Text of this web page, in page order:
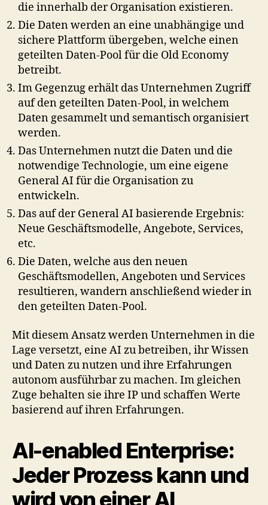
die innerhalb der Organisation existieren.
Die Daten werden an eine unabhängige und
sichere Plattform übergeben, welche einen
geteilten Daten-Pool für die Old Economy
betreibt.
Im Gegenzug erhält das Unternehmen Zugriff
auf den geteilten Daten-Pool, in welchem
Daten gesammelt und semantisch organisiert
werden.
Das Unternehmen nutzt die Daten und die
notwendige Technologie, um eine eigene
General AI für die Organisation zu
entwickeln.
Das auf der General AI basierende Ergebnis:
Neue Geschäftsmodelle, Angebote, Services,
etc.
Die Daten, welche aus den neuen
Geschäftsmodellen, Angeboten und Services
resultieren, wandern anschließend wieder in
den geteilten Daten-Pool.
Mit diesem Ansatz werden Unternehmen in die
Lage versetzt, eine AI zu betreiben, ihr Wissen
und Daten zu nutzen und ihre Erfahrungen
autonom ausführbar zu machen. Im gleichen
Zuge behalten sie ihre IP und schaffen Werte
basierend auf ihren Erfahrungen.
AI-enabled Enterprise:
Jeder Prozess kann und
wird von einer AI